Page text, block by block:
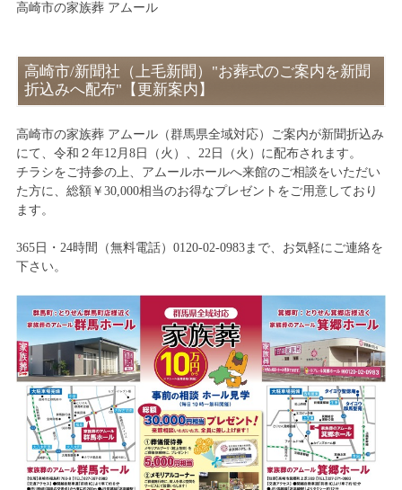
高崎市の家族葬 アムール
高崎市/新聞社（上毛新聞）"お葬式のご案内を新聞
折込みへ配布"【更新案内】
高崎市の家族葬 アムール（群馬県全域対応）ご案内が新聞折込み
にて、令和２年12月8日（火）、22日（火）に配布されます。
チラシをご持参の上、アムールホールへ来館のご相談をいただい
た方に、総額￥30,000相当のお得なプレゼントをご用意しており
ます。
365日・24時間（無料電話）0120-02-0983まで、お気軽にご連絡を
下さい。